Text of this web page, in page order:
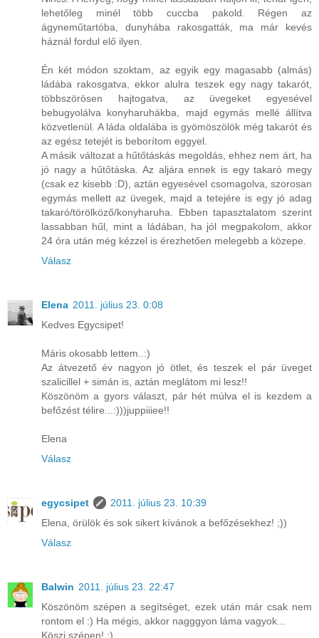
lehetőleg minél több cuccba pakold. Régen az
ágyneműtartóba, dunyhába rakosgatták, ma már kevés
háznál fordul elő ilyen.
Én két módon szoktam, az egyik egy magasabb (almás)
ládába rakosgatva, ekkor alulra teszek egy nagy takarót,
többszörösen hajtogatva, az üvegeket egyesével
bebugyolálva konyharuhákba, majd egymás mellé állítva
közvetlenül. A láda oldalába is gyömöszölök még takarót és
az egész tetejét is beborítom eggyel.
A másik változat a hűtőtáskás megoldás, ehhez nem árt, ha
jó nagy a hűtőtáska. Az aljára ennek is egy takaró megy
(csak ez kisebb :D), aztán egyesével csomagolva, szorosan
egymás mellett az üvegek, majd a tetejére is egy jó adag
takaró/törölköző/konyharuha. Ebben tapasztalatom szerint
lassabban hűl, mint a ládában, ha jól megpakolom, akkor
24 óra után még kézzel is érezhetően melegebb a közepe.
Válasz
Elena 2011. július 23. 0:08
Kedves Egycsipet!
Máris okosabb lettem..:)
Az átvezető év nagyon jó ötlet, és teszek el pár üveget
szalicillel + simán is, aztán meglátom mi lesz!!
Köszönöm a gyors választ, pár hét múlva el is kezdem a
befőzést télire...:)))juppiiiee!!
Elena
Válasz
egycsipet
2011. július 23. 10:39
Elena, örülök és sok sikert kívánok a befőzésekhez! ;))
Válasz
Balwin 2011. július 23. 22:47
Köszönöm szépen a segítséget, ezek után már csak nem
rontom el :) Ha mégis, akkor nagggyon láma vagyok...
Köszi szépen! :)